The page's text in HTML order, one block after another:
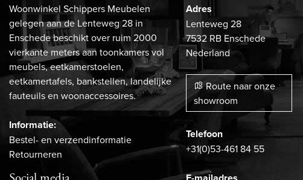
Woonwinkel Schippers Meubelen
gelegen aan de Lenteweg 28 in
Enschede beschikt over ruim 2000
vierkante meters aan toonkamers vol
meubels, eetkamerstoelen,
eetkamertafels, bankstellen, landelijke
fauteuils en woonaccessoires.
Informatie:
Bestel- en verzendinformatie
Retourneren
Adres
Lenteweg 28
7532 RB Enschede
Nederland
Route naar onze
showroom
Telefoon
+31(0)53-461 84 55